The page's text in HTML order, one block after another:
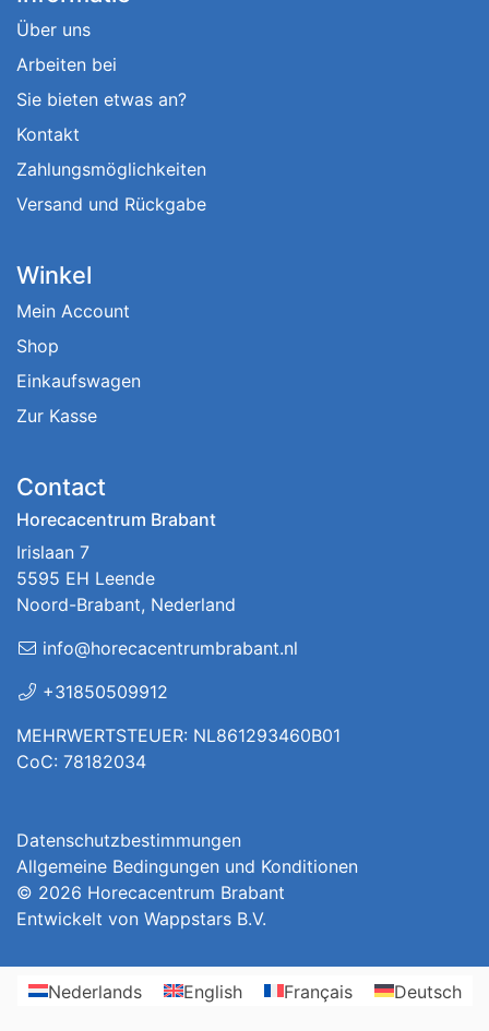
Über uns
Arbeiten bei
Sie bieten etwas an?
Kontakt
Zahlungsmöglichkeiten
Versand und Rückgabe
Winkel
Mein Account
Shop
Einkaufswagen
Zur Kasse
Contact
Horecacentrum Brabant
Irislaan 7
5595 EH Leende
Noord-Brabant, Nederland
info@horecacentrumbrabant.nl
+31850509912
MEHRWERTSTEUER: NL861293460B01
CoC: 78182034
Datenschutzbestimmungen
Allgemeine Bedingungen und Konditionen
© 2026 Horecacentrum Brabant
Entwickelt von Wappstars B.V.
Nederlands English Français Deutsch